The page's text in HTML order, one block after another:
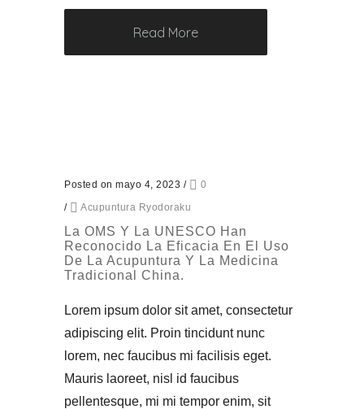
Read More
Posted on mayo 4, 2023 /
0
/
Acupuntura Ryodoraku
La OMS Y La UNESCO Han
Reconocido La Eficacia En El Uso
De La Acupuntura Y La Medicina
Tradicional China.
Lorem ipsum dolor sit amet, consectetur
adipiscing elit. Proin tincidunt nunc
lorem, nec faucibus mi facilisis eget.
Mauris laoreet, nisl id faucibus
pellentesque, mi mi tempor enim, sit